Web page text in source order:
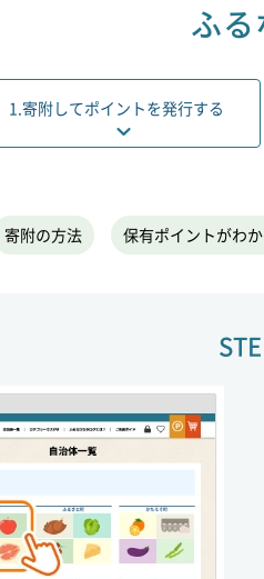
ふ
1.寄附してポイントを発行する
寄附の方法 保有ポイントがわ